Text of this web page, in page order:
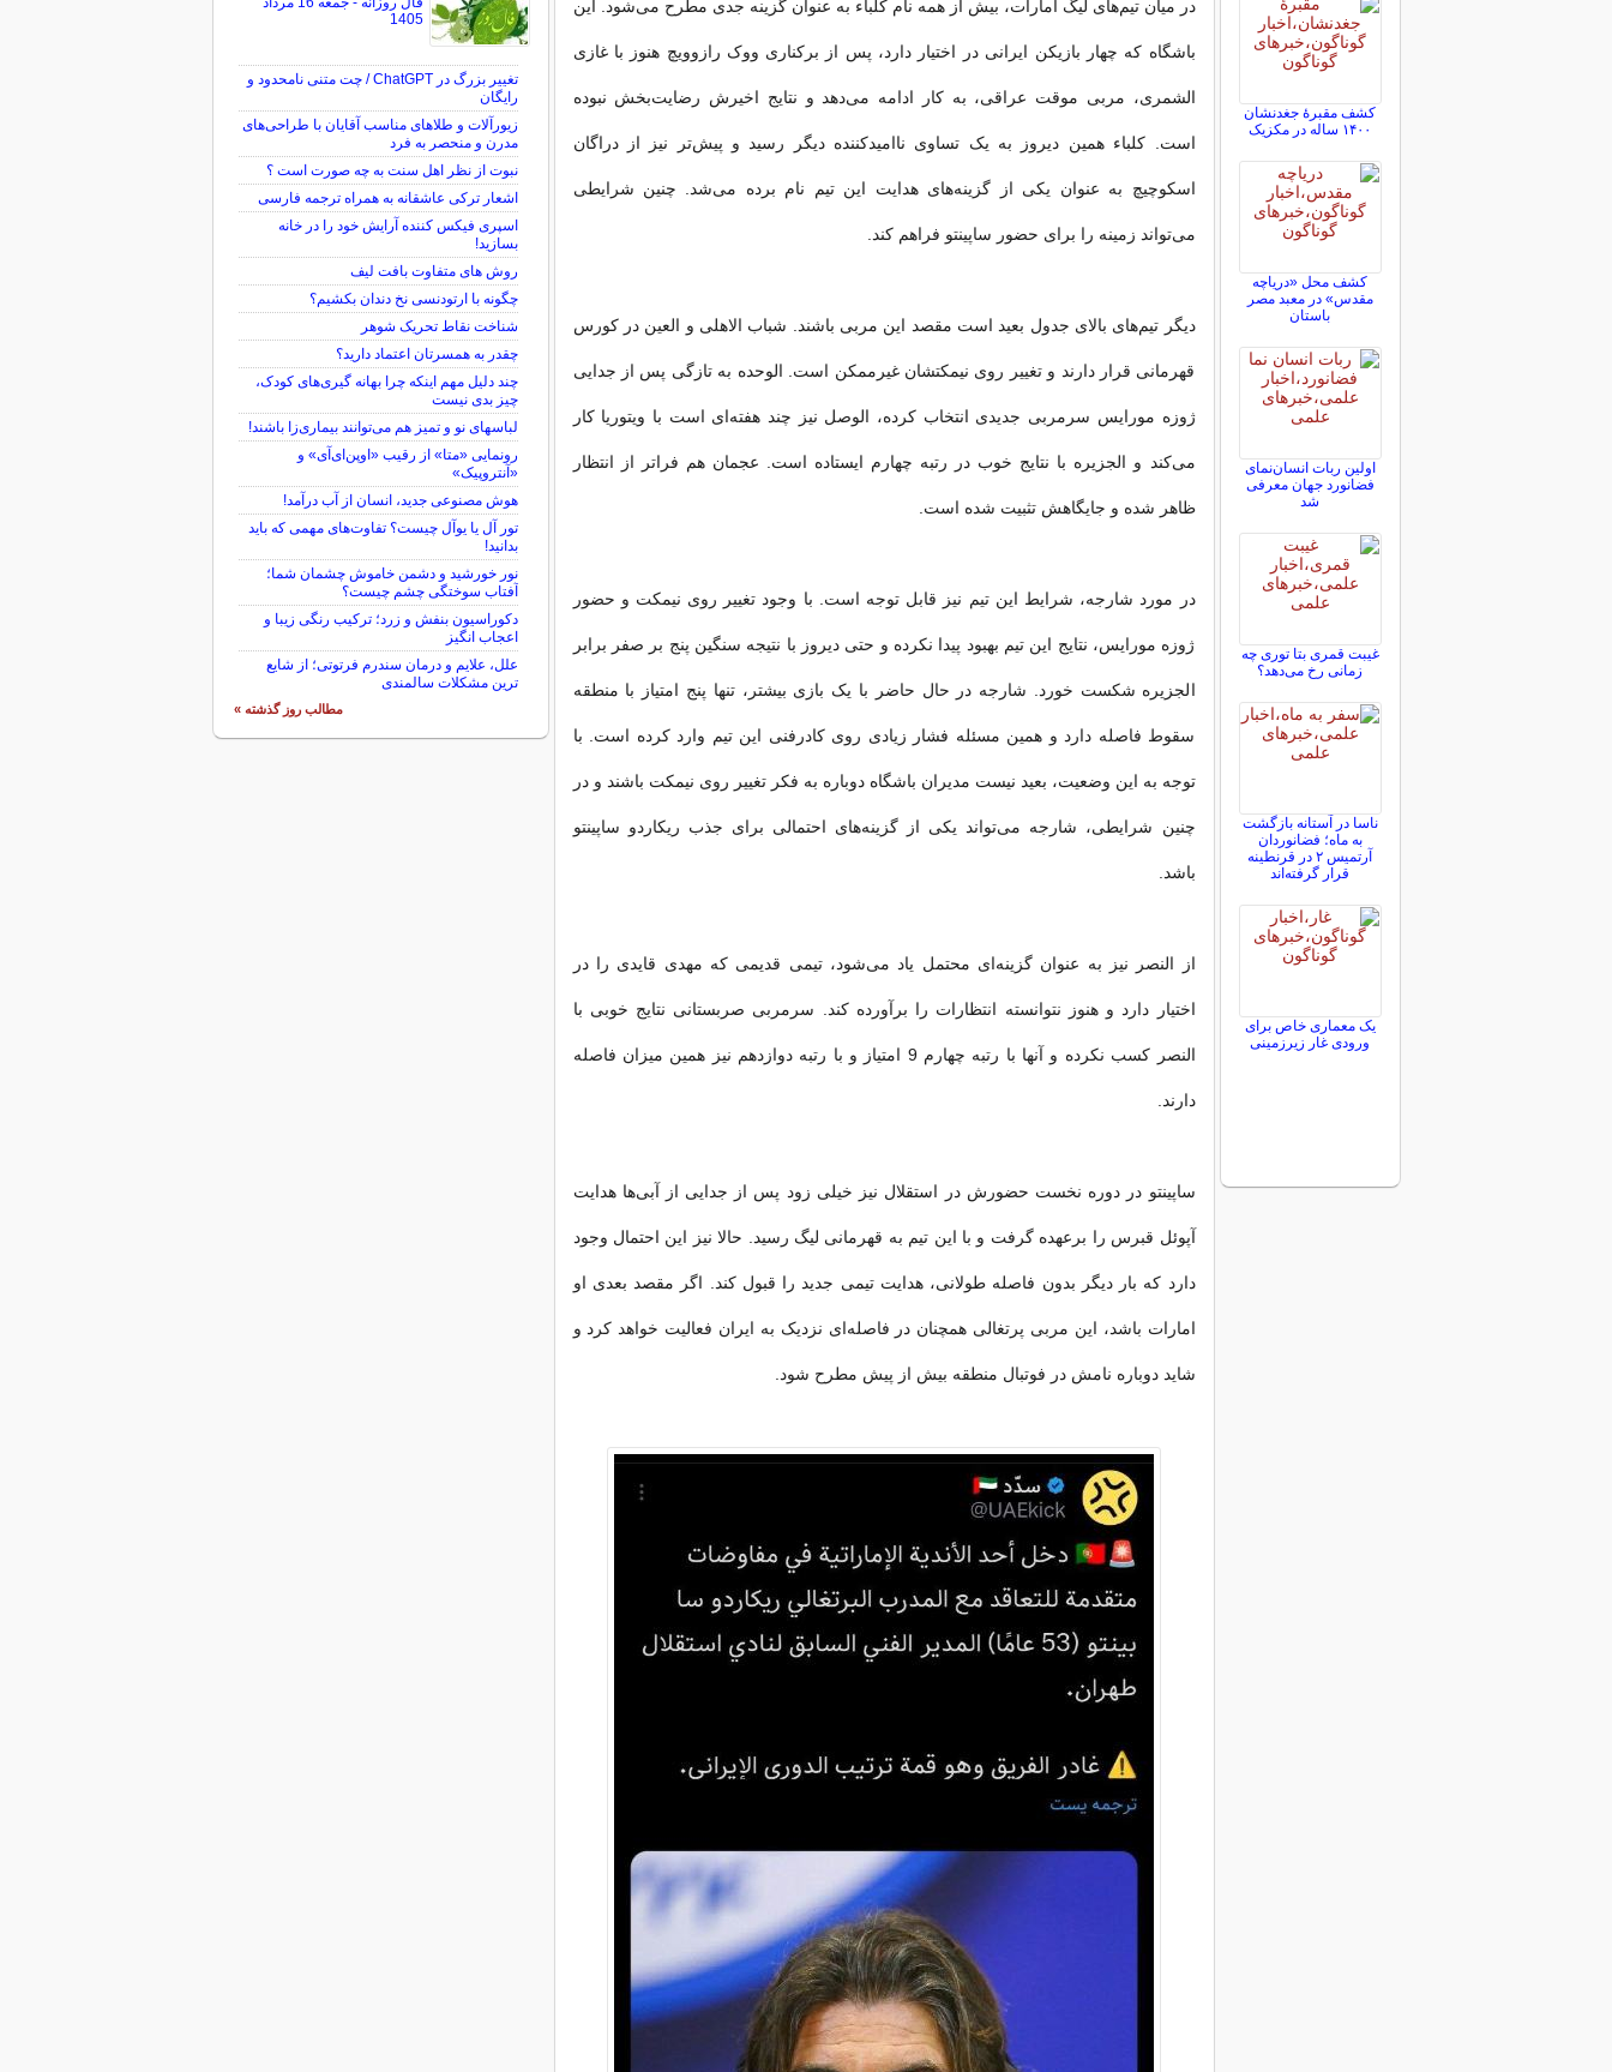
در میان تیم‌های لیگ امارات، بیش از همه نام کلباء به عنوان گزینه جدی مطرح می‌شود. این
باشگاه که چهار بازیکن ایرانی در اختیار دارد، پس از برکناری ووک رازوویچ هنوز با غازی
الشمری، مربی موقت عراقی، به کار ادامه می‌دهد و نتایج اخیرش رضایت‌بخش نبوده
است. کلباء همین دیروز به یک تساوی ناامیدکننده دیگر رسید و پیش‌تر نیز از دراگان
اسکوچیچ به عنوان یکی از گزینه‌های هدایت این تیم نام برده می‌شد. چنین شرایطی
می‌تواند زمینه را برای حضور ساپینتو فراهم کند.
دیگر تیم‌های بالای جدول بعید است مقصد این مربی باشند. شباب الاهلی و العین در کورس
قهرمانی قرار دارند و تغییر روی نیمکتشان غیرممکن است. الوحده به تازگی پس از جدایی
ژوزه مورایس سرمربی جدیدی انتخاب کرده، الوصل نیز چند هفته‌ای است با ویتوریا کار
می‌کند و الجزیره با نتایج خوب در رتبه چهارم ایستاده است. عجمان هم فراتر از انتظار
ظاهر شده و جایگاهش تثبیت شده است.
در مورد شارجه، شرایط این تیم نیز قابل توجه است. با وجود تغییر روی نیمکت و حضور
ژوزه مورایس، نتایج این تیم بهبود پیدا نکرده و حتی دیروز با نتیجه سنگین پنج بر صفر برابر
الجزیره شکست خورد. شارجه در حال حاضر با یک بازی بیشتر، تنها پنج امتیاز با منطقه
سقوط فاصله دارد و همین مسئله فشار زیادی روی کادرفنی این تیم وارد کرده است. با
توجه به این وضعیت، بعید نیست مدیران باشگاه دوباره به فکر تغییر روی نیمکت باشند و در
چنین شرایطی، شارجه می‌تواند یکی از گزینه‌های احتمالی برای جذب ریکاردو ساپینتو
باشد.
از النصر نیز به عنوان گزینه‌ای محتمل یاد می‌شود، تیمی قدیمی که مهدی قایدی را در
اختیار دارد و هنوز نتوانسته انتظارات را برآورده کند. سرمربی صربستانی نتایج خوبی با
النصر کسب نکرده و آنها با رتبه چهارم 9 امتیاز و با رتبه دوازدهم نیز همین میزان فاصله
دارند.
ساپینتو در دوره نخست حضورش در استقلال نیز خیلی زود پس از جدایی از آبی‌ها هدایت
آپوئل قبرس را برعهده گرفت و با این تیم به قهرمانی لیگ رسید. حالا نیز این احتمال وجود
دارد که بار دیگر بدون فاصله طولانی، هدایت تیمی جدید را قبول کند. اگر مقصد بعدی او
امارات باشد، این مربی پرتغالی همچنان در فاصله‌ای نزدیک به ایران فعالیت خواهد کرد و
شاید دوباره نامش در فوتبال منطقه بیش از پیش مطرح شود.
کشف مقبرۀ جغدنشان
۱۴۰۰ ساله در مکزیک
کشف محل «دریاچه
مقدس» در معبد مصر
باستان
اولین ربات انسان‌نمای
فضانورد جهان معرفی
شد
غیبت قمری بتا توری چه
زمانی رخ می‌دهد؟
ناسا در آستانه بازگشت
به ماه؛ فضانوردان
آرتمیس ۲ در قرنطینه
قرار گرفته‌اند
یک معماری خاص برای
ورودی غار زیرزمینی
1405
تغییر بزرگ در ChatGPT / چت متنی نامحدود و
رایگان
زیورآلات و طلاهای مناسب آقایان با طراحی‌های
مدرن و منحصر به فرد
نبوت از نظر اهل سنت به چه صورت است ؟
اشعار ترکی عاشقانه به همراه ترجمه فارسی
اسپری فیکس کننده آرایش خود را در خانه
بسازید!
روش های متفاوت بافت لیف
چگونه با ارتودنسی نخ دندان بکشیم؟
شناخت نقاط تحریک شوهر
چقدر به همسرتان اعتماد دارید؟
چند دلیل مهم اینکه چرا بهانه گیری‌های کودک،
چیز بدی نیست
لباس‎های نو و تمیز هم می‌توانند بیماری‌زا باشند!
رونمایی «متا» از رقیب «اوپن‌ای‌آی» و
«آنتروپیک»
هوش مصنوعی جدید، انسان از آب درآمد!
تور آل یا یوآل چیست؟ تفاوت‌های مهمی که باید
بدانید!
نور خورشید و دشمن خاموش چشمان شما؛
آفتاب سوختگی چشم چیست؟
دکوراسیون بنفش و زرد؛ ترکیب رنگی زیبا و
اعجاب انگیز
علل، علایم و درمان سندرم فرتوتی؛ از شایع
ترین مشکلات سالمندی
مطالب روز گذشته »